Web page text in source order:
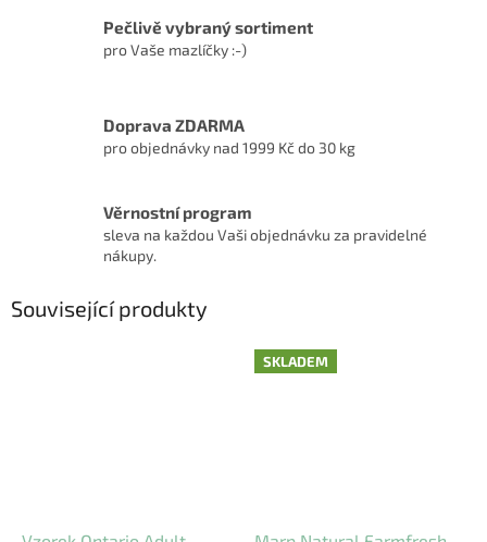
Pečlivě vybraný sortiment
pro Vaše mazlíčky :-)
Doprava ZDARMA
pro objednávky nad 1999 Kč do 30 kg
Věrnostní program
sleva na každou Vaši objednávku za pravidelné
nákupy.
Související produkty
SKLADEM